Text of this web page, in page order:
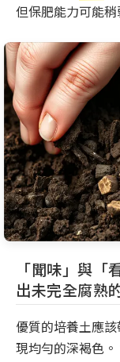
但保肥能力可能稍
「聞味」與
出未完全腐熟
優質的培養土應
現均勻的深褐色